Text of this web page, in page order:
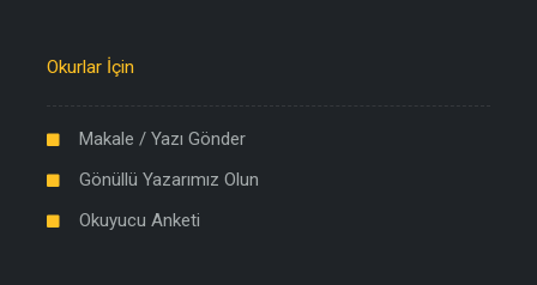
Okurlar İçin
Makale / Yazı Gönder
Gönüllü Yazarımız Olun
Okuyucu Anketi